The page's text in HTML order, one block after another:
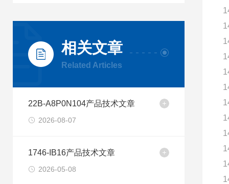
相关文章
Related Articles
22B-A8P0N104产品技术文章
2026-08-07
1746-IB16产品技术文章
2026-05-08